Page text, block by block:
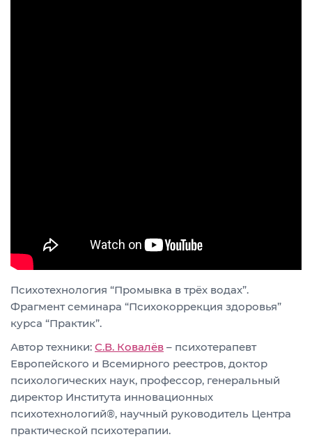
Психотехнология “Промывка в трёх водах”.
Фрагмент семинара “Психокоррекция здоровья”
курса “Практик”.
Автор техники: С.В. Ковалёв – психотерапевт
Европейского и Всемирного реестров, доктор
психологических наук, профессор, генеральный
директор Института инновационных
психотехнологий®, научный руководитель Центра
практической психотерапии.